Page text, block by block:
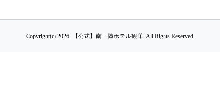
Copyright(c) 2026. 【公式】南三陸ホテル観洋. All Rights Reserved.